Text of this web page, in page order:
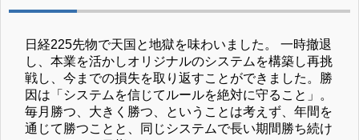
日経225先物で天国と地獄を味わいました。 一時撤退
し、本業を活かしオリジナルのシステムを構築し再挑
戦し、今までの損失を取り返すことができました。勝
因は「システムを信じてルールを絶対に守ること」。
毎月勝つ、大きく勝つ、ということは考えず、年間を
通じて勝つことと、同じシステムで長い期間勝ち続け